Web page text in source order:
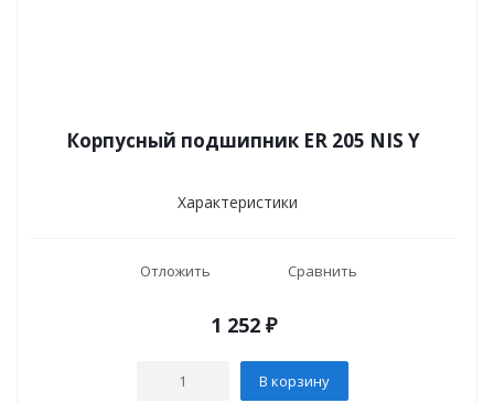
Корпусный подшипник ER 205 NIS Y
Характеристики
Отложить Сравнить
1 252₽
В корзину